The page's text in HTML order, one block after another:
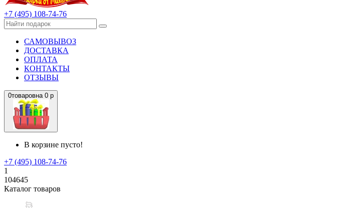
+7 (495) 108-74-76
САМОВЫВОЗ
ДОСТАВКА
ОПЛАТА
КОНТАКТЫ
ОТЗЫВЫ
0товаровна 0 р
В корзине пусто!
+7 (495) 108-74-76
1
104645
Каталог товаров